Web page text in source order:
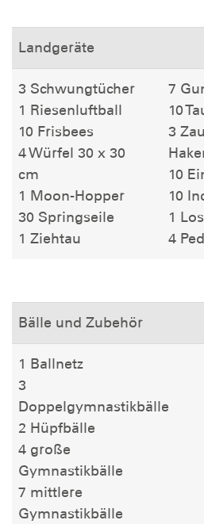
Landgeräte
3 Schwungtücher
1 Riesenluftball
10 Frisbees
4 Würfel 30 x 30
cm
1 Moon-Hopper
30 Springseile
1 Ziehtau
7
10
3
10
10
1
4
Bälle und Zubehör
1 Ballnetz
3
Doppelgymnastikbälle
2 Hüpfbälle
4 große
Gymnastikbälle
7 mittlere
Gymnastikbälle